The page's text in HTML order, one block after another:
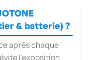
& batterie) ?
après chaque
l'exposition